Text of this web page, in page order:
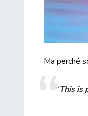
Ma perché
“This is